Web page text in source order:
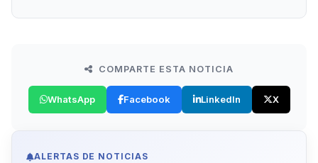
COMPARTE ESTA NOTICIA
WhatsApp Facebook LinkedIn X
ALERTAS DE NOTICIAS